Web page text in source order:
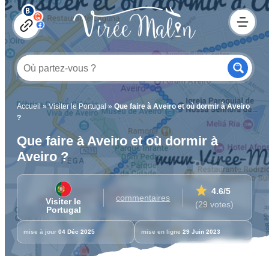
Accueil»Visiter le Portugal » Que faire à Aveiro et où dormir à Aveiro
?
Que faire à Aveiro et où dormir à
Aveiro ?
Visiter le
Portugal
commentaires
4.6/5
(29 votes)
mise à jour 04 Déc 2025 mise en ligne 29 Juin 2023